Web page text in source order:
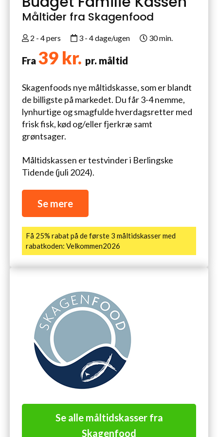
Måltider fra Skagenfood
2 - 4 pers 3 - 4 dage/ugen 30 min.
Fra 39 kr. pr. måltid
Skagenfoods nye måltidskasse, som er blandt
de billigste på markedet. Du får 3-4 nemme,
lynhurtige og smagfulde hverdagsretter med
frisk fisk, kød og/eller fjerkræ samt
grøntsager.
Måltidskassen er testvinder i Berlingske
Tidende (juli 2024).
Se mere
Få 25% rabat på de første 3 måltidskasser med
rabatkoden: Velkommen2026
Se alle måltidskasser fra
Skagenfood